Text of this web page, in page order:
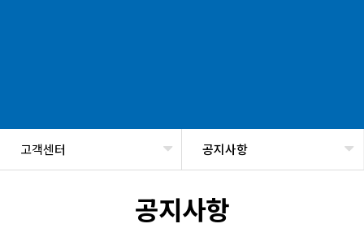
고객센터 공지사항
공지사항